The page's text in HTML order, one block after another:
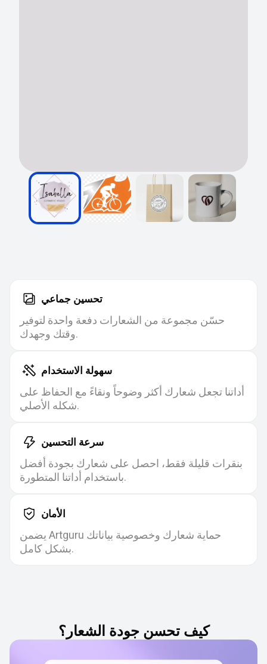
تحسين جماعي
حسّن مجموعة من الشعارات دفعة واحدة لتوفير
وقتك وجهدك.
سهولة الاستخدام
أداتنا تجعل شعارك أكثر وضوحاً ونقاءً مع الحفاظ على
شكله الأصلي.
سرعة التحسين
بنقرات قليلة فقط، احصل على شعارك بجودة أفضل
باستخدام أداتنا المتطورة.
الأمان
يضمن Artguru حماية شعارك وخصوصية بياناتك
بشكل كامل.
كيف تحسن جودة الشعار؟